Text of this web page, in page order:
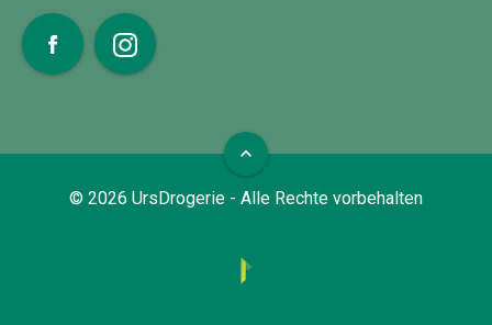
© 2026 UrsDrogerie - Alle Rechte vorbehalten
expand_less